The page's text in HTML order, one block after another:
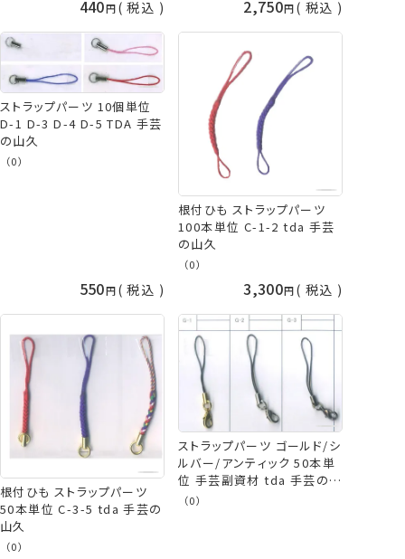
440 税込 2,750 税込
ストラップパーツ 10個単位
D-1 D-3 D-4 D-5 TDA 手芸
の山久
（0）
550 税込
根付ひも ストラップパーツ
100本単位 C-1-2 tda 手芸
の山久
（0）
3,300 税込
根付ひも ストラップパーツ
50本単位 C-3-5 tda 手芸の
山久
（0）
ストラップパーツ ゴールド/シ
ルバー/アンティック 50本単
位 手芸副資材 tda 手芸の山
久
（0）